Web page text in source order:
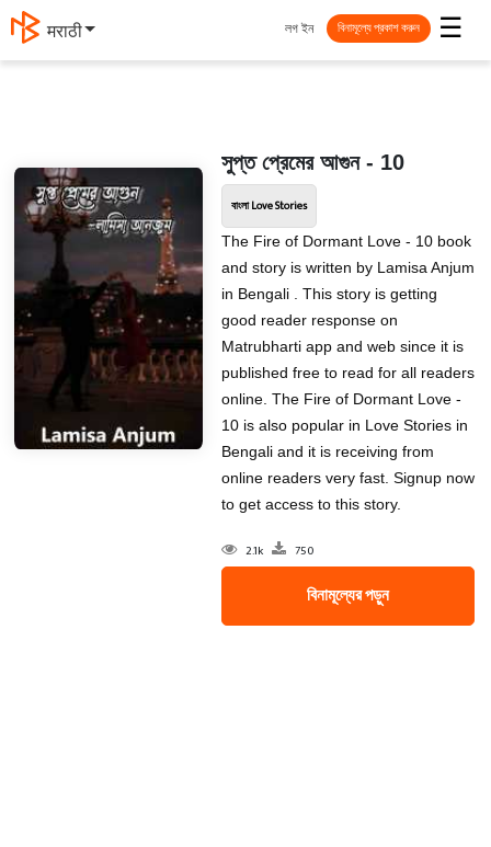
मराठी ☰
লগ ইন বিনামূল্যে প্রকাশ করুন
সুপ্ত প্রেমের আগুন - 10
বাংলা Love Stories
The Fire of Dormant Love - 10 book
and story is written by Lamisa Anjum
in Bengali . This story is getting
good reader response on
Matrubharti app and web since it is
published free to read for all readers
online. The Fire of Dormant Love -
10 is also popular in Love Stories in
Bengali and it is receiving from
online readers very fast. Signup now
to get access to this story.
2.1k 750
বিনামূল্যের পড়ুন